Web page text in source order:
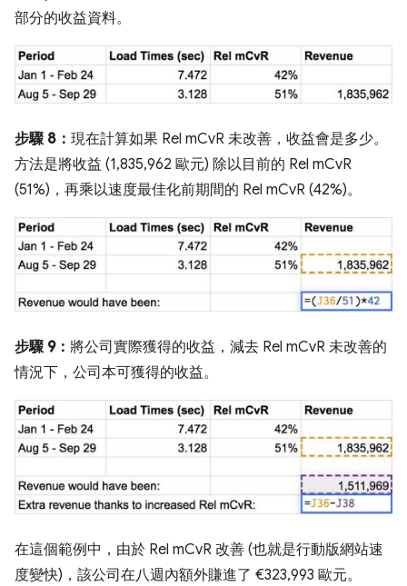
部分的收益資料。
步驟 8： 現在計算如果 Rel mCvR 未改善，收益會是多少。
方法是將收益 (1,835,962 歐元) 除以目前的 Rel mCvR
(51%)，再乘以速度最佳化前期間的 Rel mCvR (42%)。
步驟 9： 將公司實際獲得的收益，減去 Rel mCvR 未改善的
情況下，公司本可獲得的收益。
在這個範例中，由於 Rel mCvR 改善 (也就是行動版網站速
度變快)，該公司在八週內額外賺進了 €323,993 歐元。